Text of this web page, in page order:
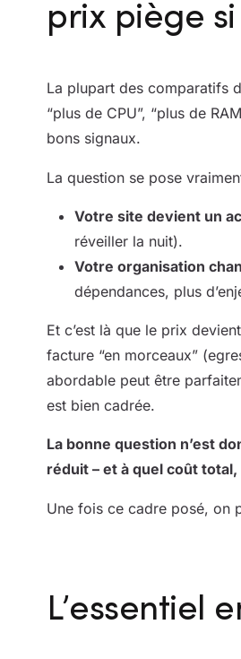
prix piège
La plupart des comparatifs
“plus de CPU”, “plus de
bons signaux.
La question se pose
Votre site devient un
réveiller la nuit).
Votre organisation
dépendances, plus
Et c’est là que le prix
facture “en morceaux”
abordable peut être
est bien cadrée.
La bonne question n’est
réduit – et à quel coût
Une fois ce cadre posé, on
L’essentiel